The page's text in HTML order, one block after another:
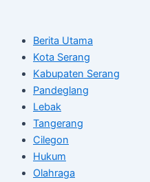
contentBerita Utama
Kota Serang
Kabupaten Serang
Pandeglang
Lebak
Tangerang
Cilegon
Hukum
Olahraga